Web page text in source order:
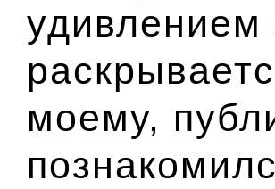
удивлением
моему,